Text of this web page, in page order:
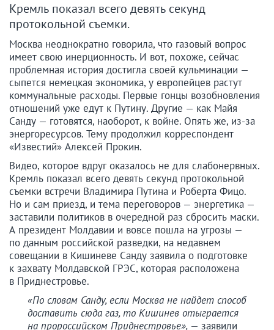
Кремль показал всего девять секунд
протокольной съемки.
Москва неоднократно говорила, что газовый вопрос
имеет свою инерционность. И вот, похоже, сейчас
проблемная история достигла своей кульминации —
сыпется немецкая экономика, у европейцев растут
коммунальные расходы. Первые гонцы возобновления
отношений уже едут к Путину. Другие — как Майя
Санду — готовятся, наоборот, к войне. Опять же, из-за
энергоресурсов. Тему продолжил корреспондент
«Известий» Алексей Прокин.
Видео, которое вдруг оказалось не для слабонервных.
Кремль показал всего девять секунд протокольной
съемки встречи Владимира Путина и Роберта Фицо.
Но и сам приезд, и тема переговоров — энергетика —
заставили политиков в очередной раз сбросить маски.
А президент Молдавии и вовсе пошла на угрозы —
по данным российской разведки, на недавнем
совещании в Кишиневе Санду заявила о подготовке
к захвату Молдавской ГРЭС, которая расположена
в Приднестровье.
«По словам Санду, если Москва не найдет способ
доставить сюда газ, то Кишинев отыграется
на пророссийском Приднестровье», — заявили